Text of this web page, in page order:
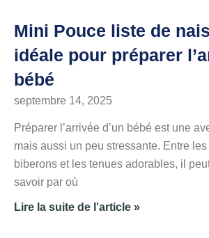
Mini Pouce liste de
idéale pour préparer
bébé
septembre 14, 2025
Préparer l’arrivée d’un bébé est une
mais aussi un peu stressante. Entre
biberons et les tenues adorables, il
savoir par où
Lire la suite de l'article »